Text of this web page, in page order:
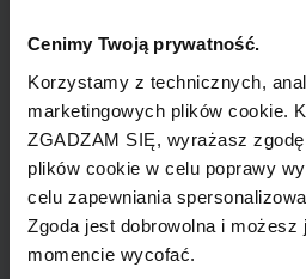
Cenimy Twoją prywatność.
Korzystamy z technicznych,
marketingowych plików cookie.
ZGADZAM SIĘ, wyrażasz
plików cookie w celu poprawy
celu zapewniania
Zgoda jest dobrowolna i możesz
momencie wycofać.
miasto, które tętni życiem
dyskotekach, barach i
zasmakować w kuchni
prawdziwy klimat Tajlandii.
Njapopularniejszym
w Tajlandii jest Pattaya,
plaże, ogromną ilość hoteli,